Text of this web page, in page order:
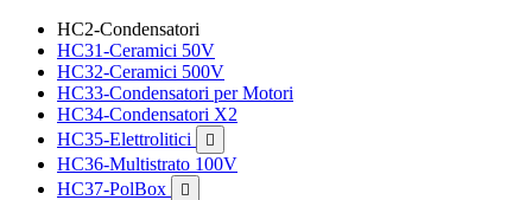
HC2-Condensatori
HC31-Ceramici 50V
HC32-Ceramici 500V
HC33-Condensatori per Motori
HC34-Condensatori X2
HC35-Elettrolitici

HC36-Multistrato 100V
HC37-PolBox
